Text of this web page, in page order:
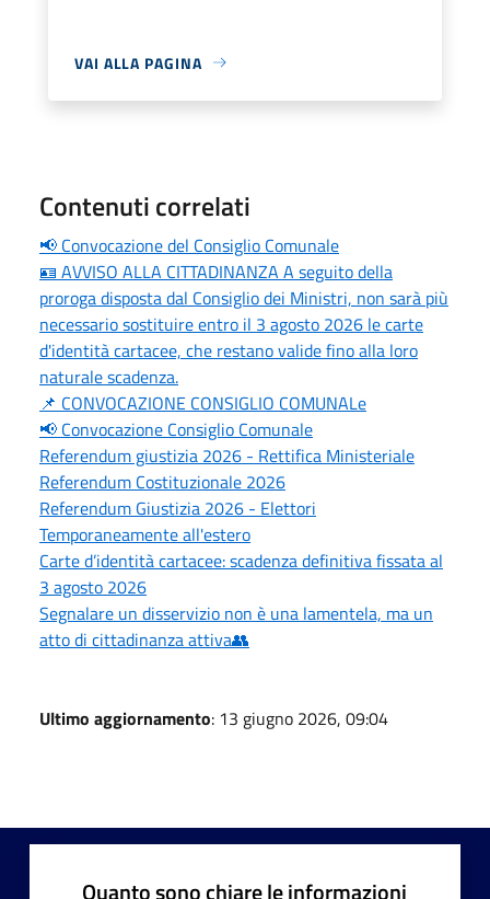
VAI ALLA PAGINA
Contenuti correlati
📢 Convocazione del Consiglio Comunale
🪪 AVVISO ALLA CITTADINANZA A seguito della
proroga disposta dal Consiglio dei Ministri, non sarà più
necessario sostituire entro il 3 agosto 2026 le carte
d'identità cartacee, che restano valide fino alla loro
naturale scadenza.
📌 CONVOCAZIONE CONSIGLIO COMUNALe
📢 Convocazione Consiglio Comunale
Referendum giustizia 2026 - Rettifica Ministeriale
Referendum Costituzionale 2026
Referendum Giustizia 2026 - Elettori
Temporaneamente all'estero
Carte d’identità cartacee: scadenza definitiva fissata al
3 agosto 2026
Segnalare un disservizio non è una lamentela, ma un
atto di cittadinanza attiva👥
Ultimo aggiornamento: 13 giugno 2026, 09:04
Quanto sono chiare le informazioni